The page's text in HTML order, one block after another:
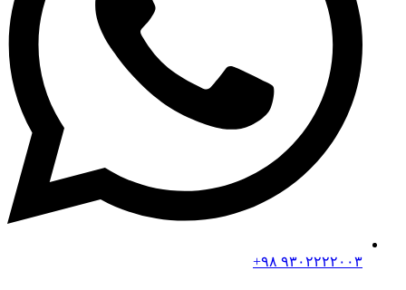
۹۳۰۲۲۲۲۰۰۳ ۹۸+